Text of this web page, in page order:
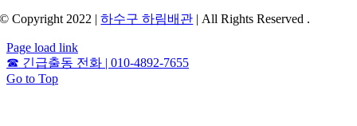
© Copyright 2022 |하수구 하림배관 | All Rights Reserved .
Page load link
☎ 긴급출동 전화 | 010-4892-7655
Go to Top